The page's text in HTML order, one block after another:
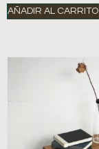
AÑADIR AL CARRITO